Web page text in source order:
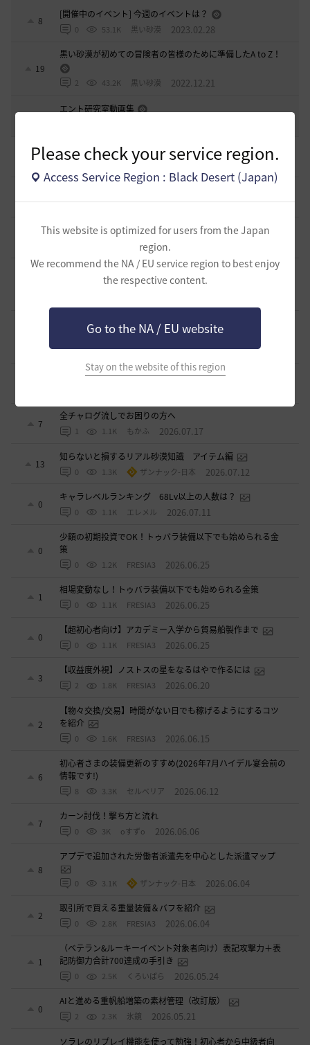
Please check your service region.
Access Service Region : Black Desert (Japan)
This website is optimized for users from the Japan
region.
We recommend the NA / EU service region to best enjoy
the respective content.
Go to the NA / EU website
Stay on the website of this region
8
[開催中のイベント] 今週のイベントは？
0 53.1K 黒い砂漠 2023.02.28
19
黒い砂漠が初めての冒険者の皆様のために準備したA to Z！
2 43.2K 黒い砂漠 2022.12.21
8
エント研究室動画集
11
初心者向け労働者システムの基礎
0 717 エレメル 6 日前
【初心者さまへ】装備強化のやり方
セルベリア
【初心者さまへ】装備更新の流れ（HYPERBOOST）
（2026/07/30～）
【初心者さまへ】7月30日のアプデで装備更新が大きく変わ
ります【HYPERBOOST】
1 1K セルベリア 2026.07.27
漆黒ライオン狩猟用 ノックバック＆気絶抵抗100%構成
7
全チャログ流しでお困りの方へ
1 1.1K もかふ 2026.07.17
13
知らないと損するリアル砂漠知識 アイテム編
0 1.3K ザンナック-日本 2026.07.12
0
キャラレベルランキング 68Lv以上の人数は？
0 1.1K エレメル 2026.07.11
0
少額の初期投資でOK！トゥバラ装備以下でも始められる金
策
0 1.2K FRESIA3 2026.06.25
1
相場変動なし！トゥバラ装備以下でも始められる金策
0 1.1K FRESIA3 2026.06.25
0
【超初心者向け】アカデミー入学から貿易船製作まで
0 1.1K FRESIA3 2026.06.25
3
【収益度外視】ノストスの星をなるはやで作るには
2 1.8K FRESIA3 2026.06.20
2
【物々交換/交易】時間がない日でも稼げるようにするコツ
を紹介
0 1.6K FRESIA3 2026.06.15
6
初心者さまの装備更新のすすめ(2026年7月ハイデル宴会前の
情報です!)
8 3.3K セルベリア 2026.06.12
7
カーン討伐！撃ち方と流れ
0 3K oすずo 2026.06.06
8
アプデで追加された労働者派遣先を中心とした派遣マップ
0 3.1K ザンナック-日本 2026.06.04
2
取引所で買える重量装備＆バフを紹介
0 2.8K FRESIA3 2026.06.04
1
（ベテラン&ルーキーイベント対象者向け）表記攻撃力＋表
記防御力合計700達成の手引き
0 2.5K くろいばら 2026.05.24
0
AIと進める重帆船増築の素材管理（改訂版）
2 2.3K 氷鏡 2026.05.21
ソラレのリプレイ機能を使って勉強！初心者から中級者向